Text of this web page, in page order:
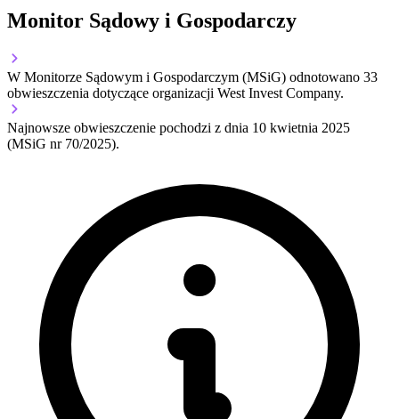
Monitor Sądowy i Gospodarczy
W Monitorze Sądowym i Gospodarczym (MSiG) odnotowano 33
obwieszczenia dotyczące organizacji West Invest Company.
Najnowsze obwieszczenie pochodzi z dnia 10 kwietnia 2025
(MSiG nr 70/2025).